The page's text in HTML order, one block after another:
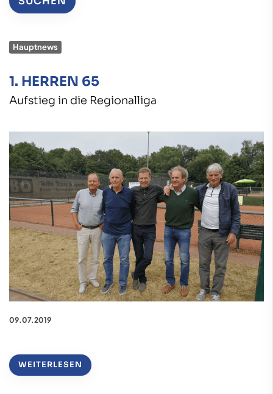
Hauptnews
1. HERREN 65
Aufstieg in die Regionalliga
09.07.2019
WEITERLESEN